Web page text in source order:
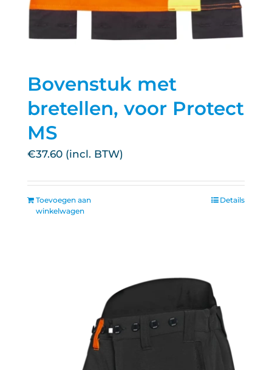
Bovenstuk met
bretellen, voor Protect
MS
€37.60
Toevoegen aan
winkelwagen
Details